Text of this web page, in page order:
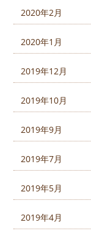
2020年2月
2020年1月
2019年12月
2019年10月
2019年9月
2019年7月
2019年5月
2019年4月